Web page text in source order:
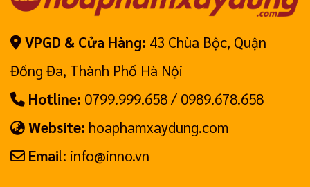
VPGD & Cửa Hàng: 43 Chùa Bộc, Quận
Đống Đa, Thành Phố Hà Nội
Hotline: 0799.999.658 / 0989.678.658
Website: hoaphamxaydung.com
Email: info@inno.vn